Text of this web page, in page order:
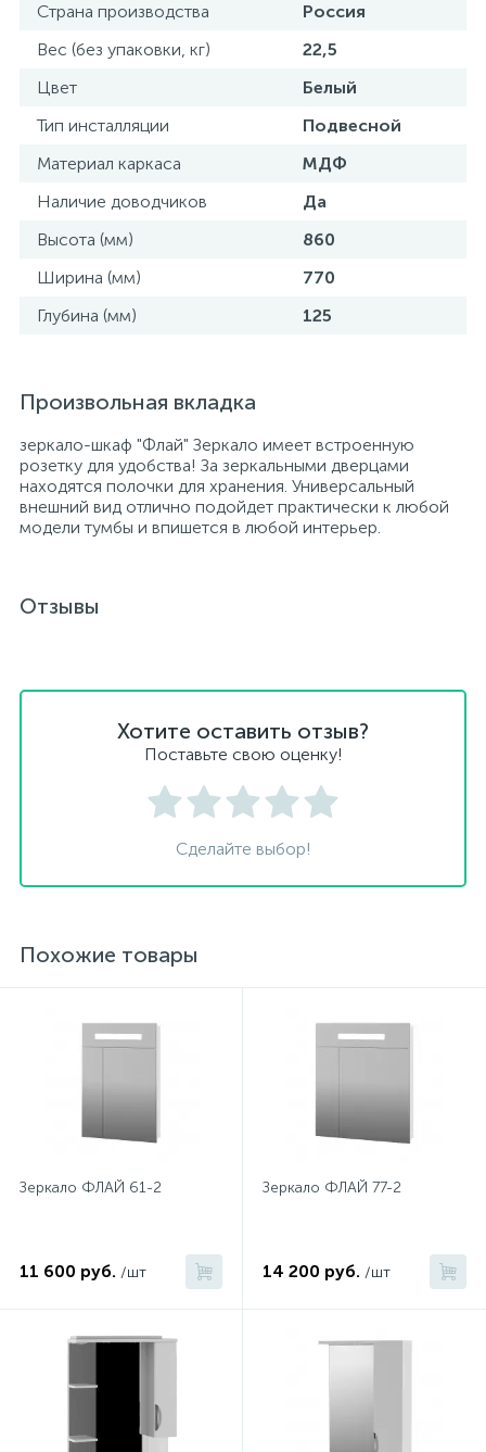
Страна производства
Россия
Вес (без упаковки, кг)
22,5
Цвет
Белый
Тип инсталляции
Подвесной
Материал каркаса
МДФ
Наличие доводчиков
Да
Высота (мм)
860
Ширина (мм)
770
Глубина (мм)
125
Произвольная вкладка
зеркало-шкаф "Флай" Зеркало имеет встроенную
розетку для удобства! За зеркальными дверцами
находятся полочки для хранения. Универсальный
внешний вид отлично подойдет практически к любой
модели тумбы и впишется в любой интерьер.
Отзывы
Хотите оставить отзыв?
Поставьте свою оценку!
Сделайте выбор!
Похожие товары
Зеркало ФЛАЙ 61-2
11 600 руб. /шт
Зеркало ФЛАЙ 77-2
14 200 руб. /шт